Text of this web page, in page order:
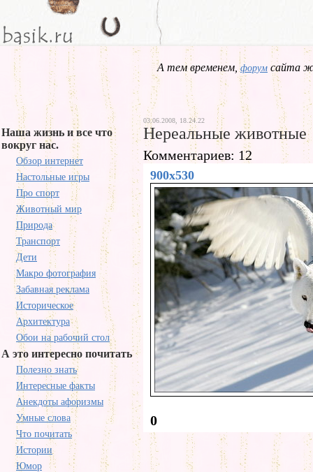
А тем временем,форум сайта
Наша жизнь и все что
вокруг нас.
Обзор интернет
Настольные игры
Про спорт
Животный мир
Природа
Транспорт
Дети
Макро фотография
Забавная реклама
Историческое
Архитектура
Обои на рабочий стол
А это интересно почитать
Полезно знать
Интересные факты
Анекдоты афоризмы
Умные слова
Что почитать
Истории
Юмор
03.06.2008, 18.24.22
Нереальные животные
Комментариев: 12
900x530
0